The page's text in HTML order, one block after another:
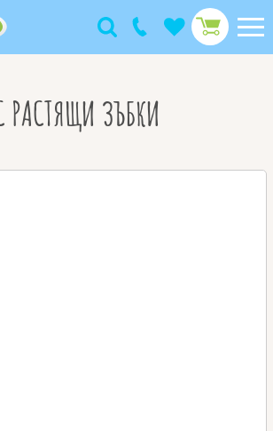
РАСТЯЩИ ЗЪБКИ